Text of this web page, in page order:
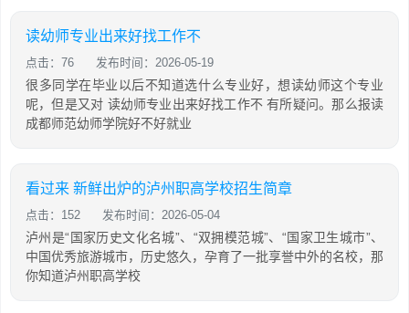
读幼师专业出来好找工作不
点击：76 发布时间：2026-05-19
很多同学在毕业以后不知道选什么专业好，想读幼师这个专业
呢，但是又对 读幼师专业出来好找工作不 有所疑问。那么报读
成都师范幼师学院好不好就业
看过来 新鲜出炉的泸州职高学校招生简章
点击：152 发布时间：2026-05-04
泸州是“国家历史文化名城”、“双拥模范城”、“国家卫生城市”、
中国优秀旅游城市，历史悠久，孕育了一批享誉中外的名校，那
你知道泸州职高学校